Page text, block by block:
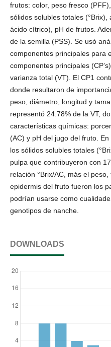
frutos: color, peso fresco
sólidos solubles totales
ácido cítrico), pH de frutos.
de la semilla (PSS). Se usó
componentes principales para
componentes principales
varianza total (VT). El CP1
donde resultaron de
peso, diámetro, longitud y
representó 24.78% de la VT,
características químicas:
(AC) y pH del jugo del fruto.
los sólidos solubles totales
pulpa que contribuyeron con
relación °Brix/AC, más el
epidermis del fruto fueron los
podrían usarse como
genotipos de nanche.
DOWNLOADS